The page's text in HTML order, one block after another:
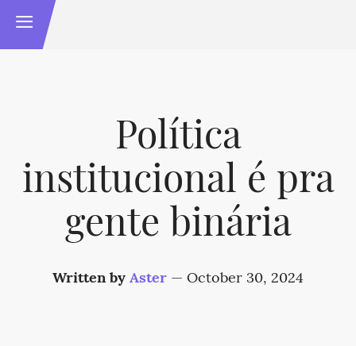
Política
institucional é pra
gente binária
Written byAster — October 30, 2024